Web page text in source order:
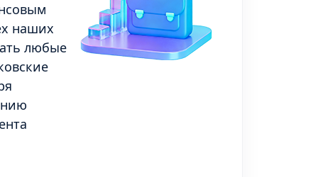
наших
любые